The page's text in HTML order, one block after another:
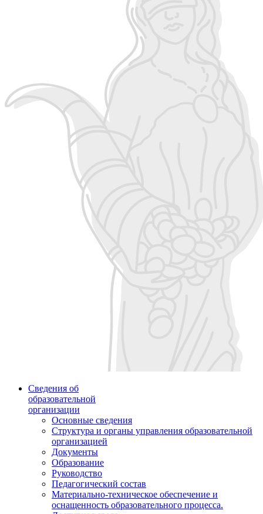
Сведения об
образовательной
организации
Основные сведения
Структура и органы управления образовательной
организацией
Документы
Образование
Руководство
Педагогический состав
Материально-техническое обеспечение и
оснащенность образовательного процесса.